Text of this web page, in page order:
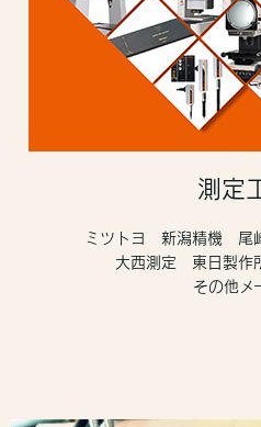
測定
ミツトヨ 新潟精機 尾
大西測定 東日製作
その他メ